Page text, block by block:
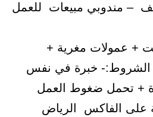
– مندوبي مبيعات للعمل
+ عمولات مغرية +
الشروط:- خبرة في نفس
+ تحمل ضغوط العمل
على الفاكس الرياض